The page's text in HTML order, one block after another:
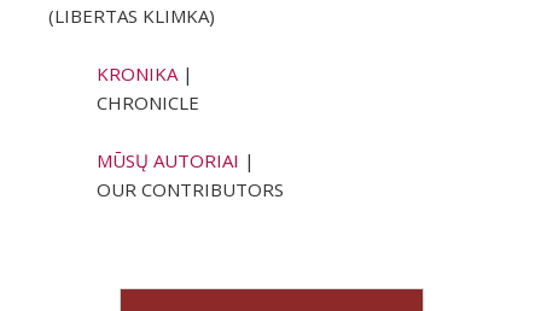
(LIBERTAS KLIMKA)
KRONIKA|
CHRONICLE
MŪSŲ AUTORIAI |
OUR CONTRIBUTORS